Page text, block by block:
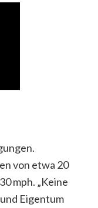
von etwa 20
mph. „Keine
Eigentum